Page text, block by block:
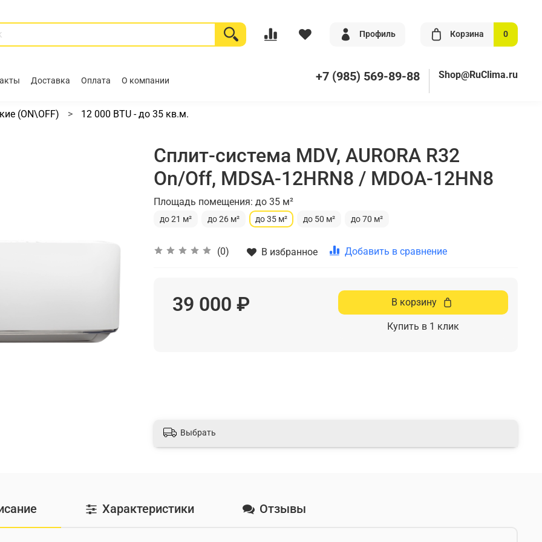
Профиль Корзина 0
Доставка Оплата О компании +7 (985) 569-89-88 Shop@RuClima.ru
(ON\OFF) 12 000 BTU - до 35 кв.м.
Сплит-система MDV, AURORA R32
On/Off, MDSA-12HRN8 / MDOA-12HN8
Площадь помещения: до 35 м²
до 21 м² до 26 м² до 35 м² до 50 м² до 70 м²
(0) В избранное Добавить в сравнение
39 000 ₽ В корзину
Купить в 1 клик
Выбрать
Характеристики Отзывы